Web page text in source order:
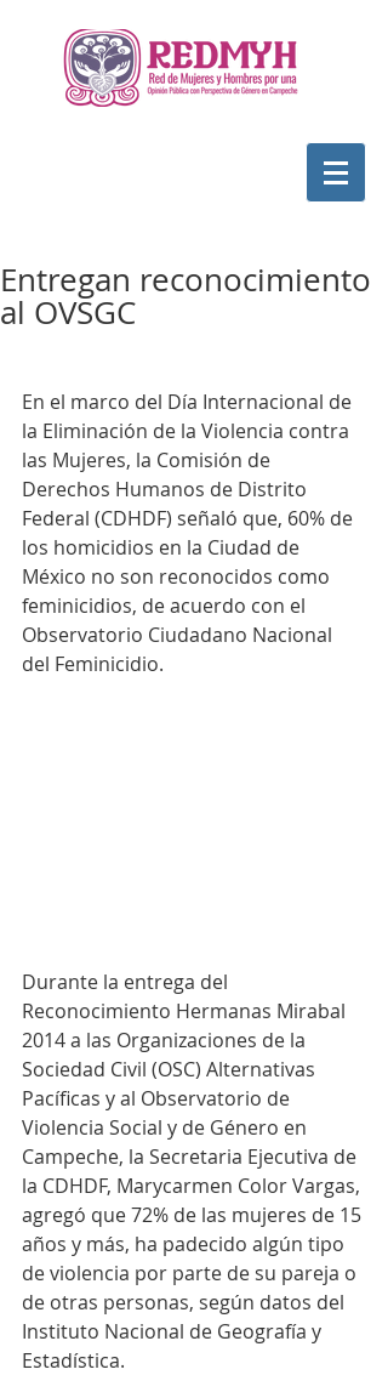
Entregan reconocimiento
al OVSGC
En el marco del Día Internacional de
la Eliminación de la Violencia contra
las Mujeres, la Comisión de
Derechos Humanos de Distrito
Federal (CDHDF) señaló que, 60% de
los homicidios en la Ciudad de
México no son reconocidos como
feminicidios, de acuerdo con el
Observatorio Ciudadano Nacional
del Feminicidio.
Durante la entrega del
Reconocimiento Hermanas Mirabal
2014 a las Organizaciones de la
Sociedad Civil (OSC) Alternativas
Pacíficas y al Observatorio de
Violencia Social y de Género en
Campeche, la Secretaria Ejecutiva de
la CDHDF, Marycarmen Color Vargas,
agregó que 72% de las mujeres de 15
años y más, ha padecido algún tipo
de violencia por parte de su pareja o
de otras personas, según datos del
Instituto Nacional de Geografía y
Estadística.